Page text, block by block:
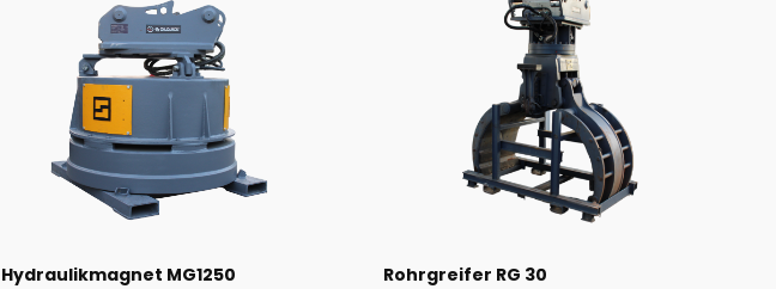
Hydraulikmagnet MG1250
Rohrgreifer RG 30